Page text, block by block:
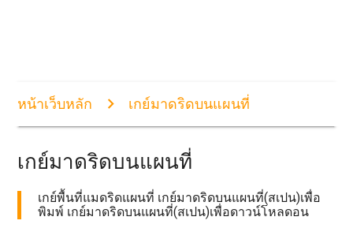
หน้าเว็บหลัก เกย์มาดริดบนแผนที่
เกย์มาดริดบนแผนที่
เกย์พื้นที่แมดริดแผนที่ เกย์มาดริดบนแผนที่(สเปน)เพื่อ
พิมพ์ เกย์มาดริดบนแผนที่(สเปน)เพื่อดาวน์โหลดอน